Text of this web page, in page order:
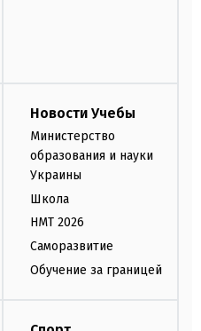
Новости Учебы
Министерство
образования и науки
Украины
Школа
НМТ 2026
Саморазвитие
Обучение за границей